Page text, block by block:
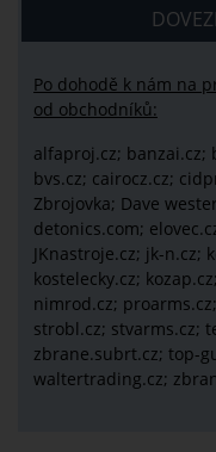
Po dohodě k nám na
od obchodníků:
alfaproj.cz; banzai.cz;
bvs.cz; cairocz.cz;
Zbrojovka; Dave
detonics.com;
JKnastroje.cz; jk-n.cz;
kostelecky.cz;
nimrod.cz;
strobl.cz; stvarms.cz;
zbrane.subrt.cz; top-
waltertrading.cz;